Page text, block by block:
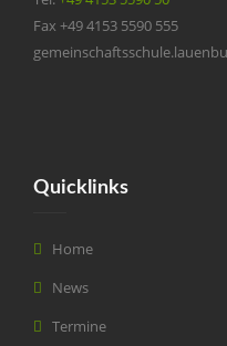
Fax +49 4153 5590 555
Quicklinks
Home
News
Termine